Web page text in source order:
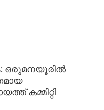
ഒരുമനയൂരിൽ
കമ്മിറ്റി